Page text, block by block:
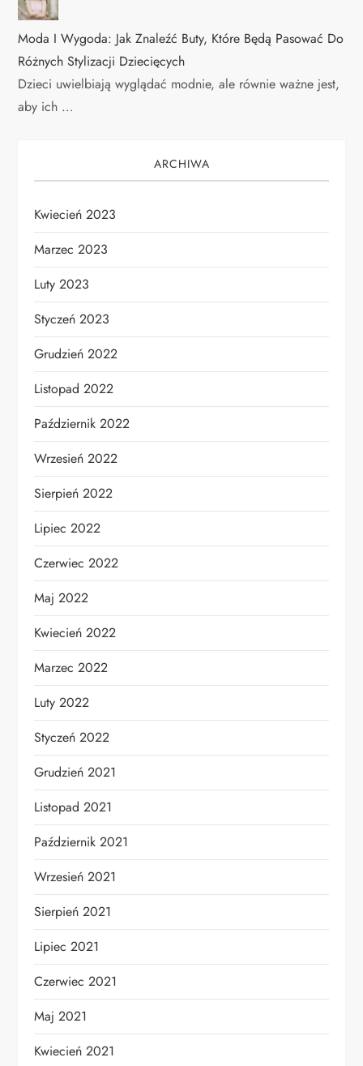
Moda I Wygoda: Jak Znaleźć Buty, Które Będą Pasować Do
Różnych Stylizacji Dziecięcych
Dzieci uwielbiają wyglądać modnie, ale równie ważne jest,
aby ich …
ARCHIWA
Kwiecień 2023
Marzec 2023
Luty 2023
Styczeń 2023
Grudzień 2022
Listopad 2022
Październik 2022
Wrzesień 2022
Sierpień 2022
Lipiec 2022
Czerwiec 2022
Maj 2022
Kwiecień 2022
Marzec 2022
Luty 2022
Styczeń 2022
Grudzień 2021
Listopad 2021
Październik 2021
Wrzesień 2021
Sierpień 2021
Lipiec 2021
Czerwiec 2021
Maj 2021
Kwiecień 2021